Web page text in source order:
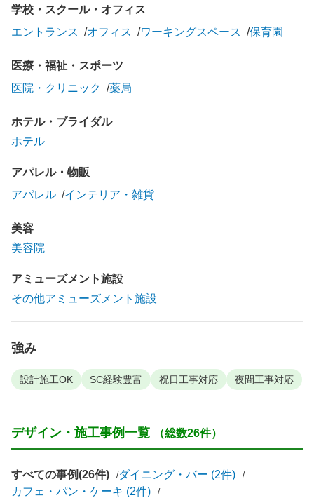
学校・スクール・オフィス
エントランス
オフィス ワーキングスペース 保育園
医療・福祉・スポーツ
医院・クリニック
薬局
ホテル・ブライダル
ホテル
アパレル・物販
アパレル
インテリア・雑貨
美容
美容院
アミューズメント施設
その他アミューズメント施設
強み
設計施工OK SC経験豊富 祝日工事対応 夜間工事対応
デザイン・施工事例一覧 （総数26件）
すべての事例(26件)
ダイニング・バー (2件)
カフェ・パン・ケーキ (2件)